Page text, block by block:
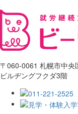
〒060-0061 札幌市中央
ビルヂングフクダ3階